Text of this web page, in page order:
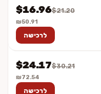
$21.20
$16.96
₪50.91
לרכישה
$30.21
$24.17
₪72.54
לרכישה